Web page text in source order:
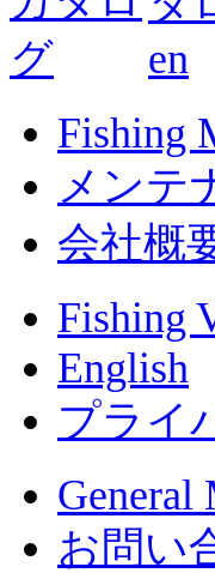
Fishing
メンテ
会社概
Fishing
English
プライ
General
お問い